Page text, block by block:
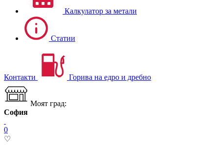
Калкулатор за метали
Статии
Контакти Горива на едро и дребно
Моят град:
София
0
♡